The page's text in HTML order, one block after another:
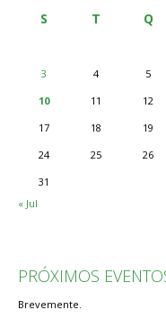
S T Q
3
4 5
10
11 12
17
18 19
24
25 26
31
« Jul
PRÓXIMOS
Brevemente.